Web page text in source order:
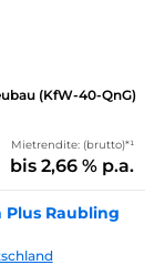
(KfW-40-QnG)
Mietrendite: (brutto)*¹
bis 2,66 % p.a.
Raubling